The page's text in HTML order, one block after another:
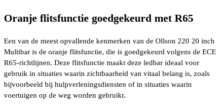
Oranje flitsfunctie goedgekeurd met R65
Een van de meest opvallende kenmerken van de Ollson 220 20 inch
Multibar is de oranje flitsfunctie, die is goedgekeurd volgens de ECE
R65-richtlijnen. Deze flitsfunctie maakt deze ledbar ideaal voor
gebruik in situaties waarin zichtbaarheid van vitaal belang is, zoals
bijvoorbeeld bij hulpverleningsdiensten of in situaties waarin
voertuigen op de weg worden gebruikt.